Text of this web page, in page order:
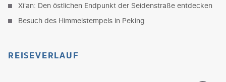
Xi'an: Den östlichen Endpunkt der Seidenstraße entdecken
Besuch des Himmelstempels in Peking
REISEVERLAUF